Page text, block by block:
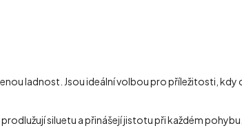
ladnost. Jsou ideální volbou pro příležitosti, kdy
siluetu a přinášejí jistotu při každém pohybu.